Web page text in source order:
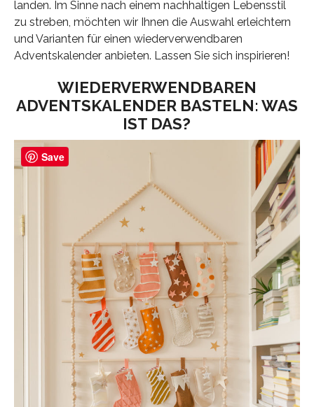
landen. Im Sinne nach einem nachhaltigen Lebensstil
zu streben, möchten wir Ihnen die Auswahl erleichtern
und Varianten für einen wiederverwendbaren
Adventskalender anbieten. Lassen Sie sich inspirieren!
WIEDERVERWENDBAREN
ADVENTSKALENDER BASTELN: WAS
IST DAS?
Save